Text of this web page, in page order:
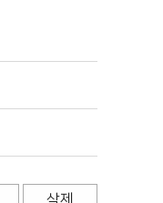
삭제